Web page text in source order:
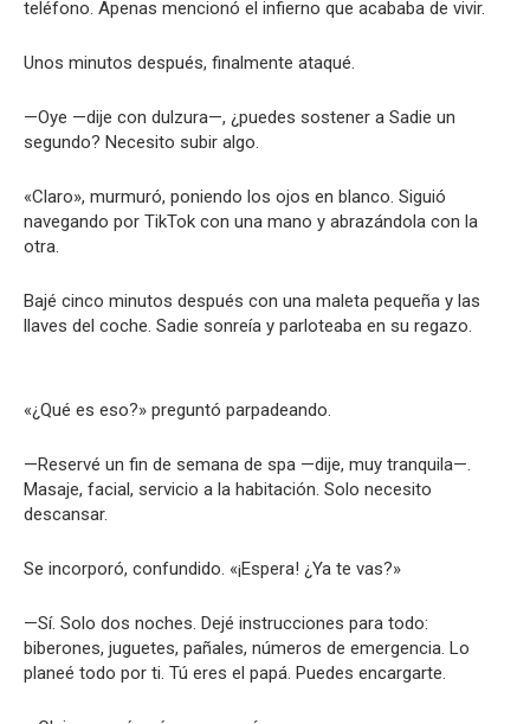
teléfono. Apenas mencionó el infierno que acababa de vivir.
Unos minutos después, finalmente ataqué.
—Oye —dije con dulzura—, ¿puedes sostener a Sadie un
segundo? Necesito subir algo.
«Claro», murmuró, poniendo los ojos en blanco. Siguió
navegando por TikTok con una mano y abrazándola con la
otra.
Bajé cinco minutos después con una maleta pequeña y las
llaves del coche. Sadie sonreía y parloteaba en su regazo.
«¿Qué es eso?» preguntó parpadeando.
—Reservé un fin de semana de spa —dije, muy tranquila—.
Masaje, facial, servicio a la habitación. Solo necesito
descansar.
Se incorporó, confundido. «¡Espera! ¿Ya te vas?»
—Sí. Solo dos noches. Dejé instrucciones para todo:
biberones, juguetes, pañales, números de emergencia. Lo
planeé todo por ti. Tú eres el papá. Puedes encargarte.